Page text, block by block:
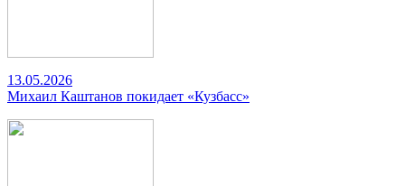
13.05.2026
Михаил Каштанов покидает «Кузбасс»